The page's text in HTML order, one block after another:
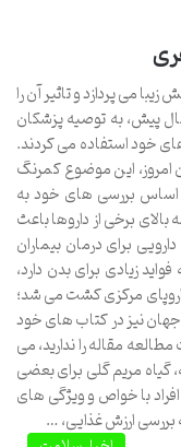
می پردازد و تاثیر آن را
پیش، به توصیه پزشکان
خود استفاده می کردند.
امروز، این موضوع کمرنگ
اساس بررسی های خود به
برخی از داروها باعث
برای درمان بیماران
زیادی برای بدن دارد،
مرکزی کشت می شد؛
نیز در کتاب های خود
مقاله را ندارید، می
گیاه مریم گلی برای بعضی
با خواص و ویژگی های
بررسی ارزش غذایی، …